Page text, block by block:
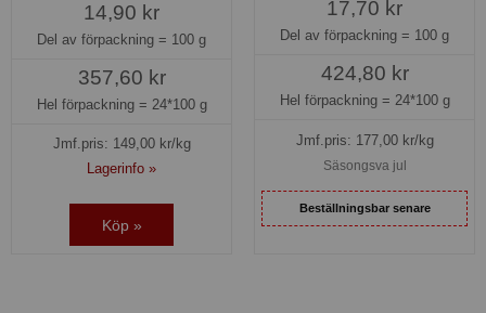
14,90 kr
Del av förpackning = 100 g
357,60 kr
Hel förpackning = 24*100 g
Jmf.pris: 149,00kr/kg
Lagerinfo »
Köp »
17,70 kr
Del av förpackning = 100 g
424,80 kr
Hel förpackning = 24*100 g
Jmf.pris: 177,00kr/kg
Säsongsva jul
Beställningsbar senare